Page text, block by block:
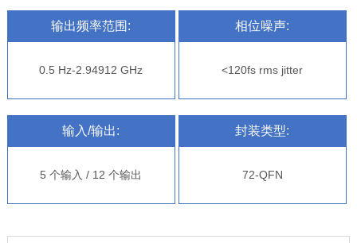
输出频率范围:
0.5 Hz-2.94912 GHz
相位噪声:
<120fs rms jitter
输入/输出:
5 个输入 / 12 个输出
封装类型:
72-QFN